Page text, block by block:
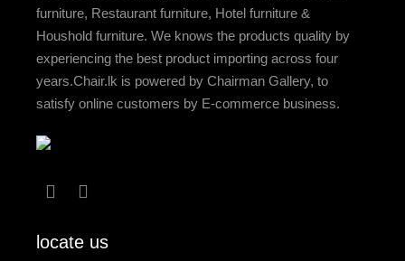
furniture, Restaurant furniture, Hotel furniture &
Houshold furniture. We knows the products quality by
experiencing the best product importing across four
years.Chair.lk is powered by Chairman Gallery, to
satisfy online customers by E-commerce business.
locate us